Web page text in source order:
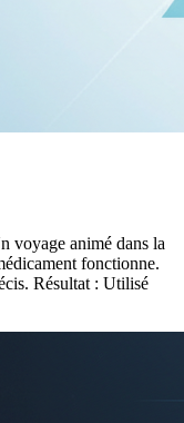
voyage animé dans la
fonctionne.
Résultat : Utilisé